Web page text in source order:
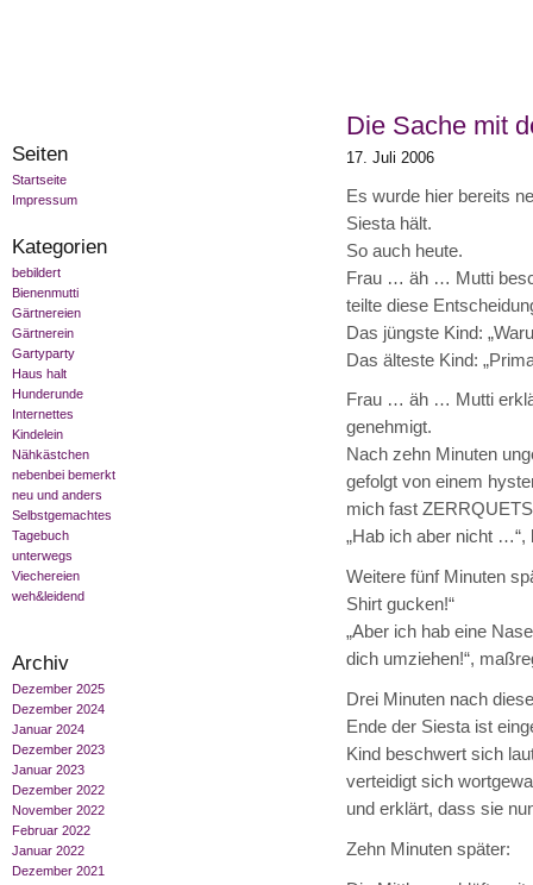
Seiten
Startseite
Impressum
Kategorien
bebildert
Bienenmutti
Gärtnereien
Gärtnerein
Gartyparty
Haus halt
Hunderunde
Internettes
Kindelein
Nähkästchen
nebenbei bemerkt
neu und anders
Selbstgemachtes
Tagebuch
unterwegs
Viechereien
weh&leidend
Archiv
Dezember 2025
Dezember 2024
Januar 2024
Dezember 2023
Januar 2023
Dezember 2022
November 2022
Februar 2022
Januar 2022
Dezember 2021
Die Sache mit
17. Juli 2006
Es wurde hier bereits
Siesta hält.
So auch heute.
Frau … äh … Mutti
teilte diese
Das jüngste Kind:
Das älteste Kind:
Frau … äh … Mutti
genehmigt.
Nach zehn Minuten
gefolgt von einem
mich fast
„Hab ich aber nicht …“,
Weitere fünf Minuten
Shirt gucken!“
„Aber ich hab eine
dich umziehen!“,
Drei Minuten nach
Ende der Siesta ist
Kind beschwert sich
verteidigt sich
und erklärt, dass sie
Zehn Minuten später: